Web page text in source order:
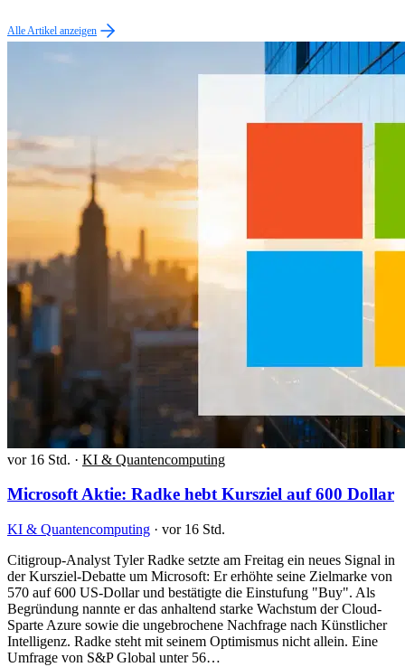
Alle Artikel anzeigen
vor 16 Std. · KI & Quantencomputing
Microsoft Aktie: Radke hebt Kursziel auf 600 Dollar
KI & Quantencomputing · vor 16 Std.
Citigroup-Analyst Tyler Radke setzte am Freitag ein neues Signal in
der Kursziel-Debatte um Microsoft: Er erhöhte seine Zielmarke von
570 auf 600 US-Dollar und bestätigte die Einstufung "Buy". Als
Begründung nannte er das anhaltend starke Wachstum der Cloud-
Sparte Azure sowie die ungebrochene Nachfrage nach Künstlicher
Intelligenz. Radke steht mit seinem Optimismus nicht allein. Eine
Umfrage von S&P Global unter 56…